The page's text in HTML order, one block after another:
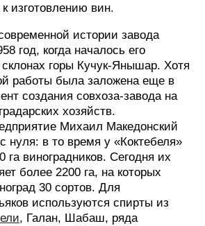
изготовлению вин.
истории завода
год, когда началось его
склонах горы Кучук-Янышар. Хотя
работы была заложена еще в
создания совхоза-завода на
хозяйств.
Михаил Македонский
нуля: в то время у «Коктебеля»
га виноградников. Сегодня их
более 2200 га, на которых
30 сортов. Для
используются спирты из
, Галан, Шабаш, ряда